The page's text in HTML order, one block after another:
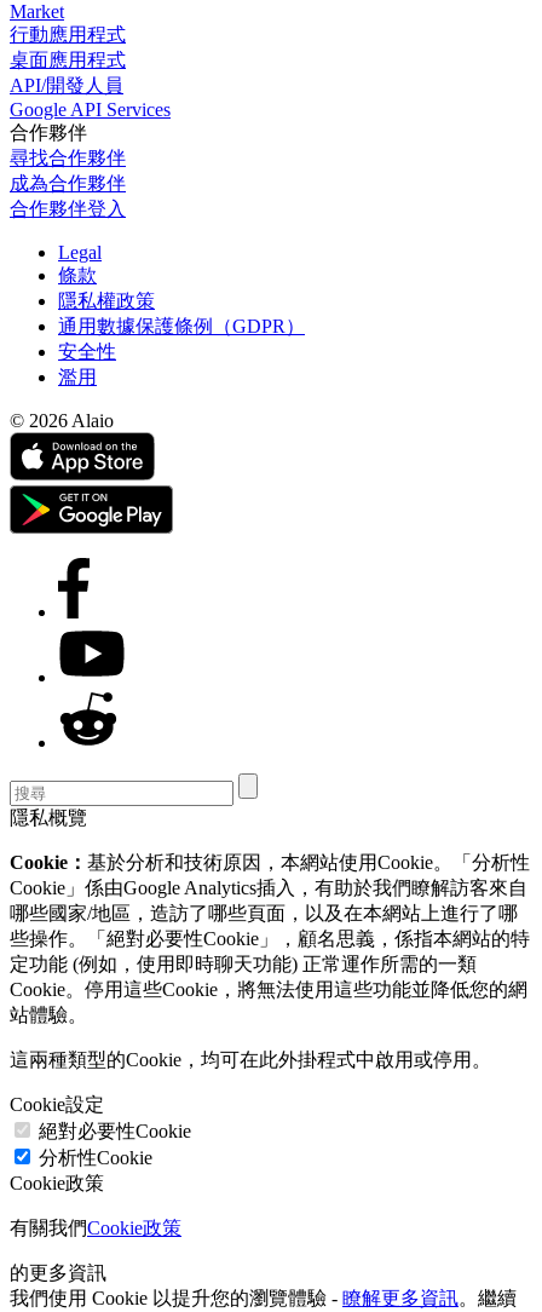
Market
行動應用程式
桌面應用程式
API/開發人員
Google API Services
合作夥伴
尋找合作夥伴
成為合作夥伴
合作夥伴登入
Legal
條款
隱私權政策
通用數據保護條例（GDPR）
安全性
濫用
© 2026 Alaio
隱私概覽
Cookie： 基於分析和技術原因，本網站使用Cookie。「分析性
Cookie」係由Google Analytics插入，有助於我們瞭解訪客來自
哪些國家/地區，造訪了哪些頁面，以及在本網站上進行了哪
些操作。「絕對必要性Cookie」，顧名思義，係指本網站的特
定功能 (例如，使用即時聊天功能) 正常運作所需的一類
Cookie。停用這些Cookie，將無法使用這些功能並降低您的網
站體驗。
這兩種類型的Cookie，均可在此外掛程式中啟用或停用。
Cookie設定
絕對必要性Cookie
分析性Cookie
Cookie政策
有關我們Cookie政策
的更多資訊
我們使用 Cookie 以提升您的瀏覽體驗 - 瞭解更多資訊。繼續